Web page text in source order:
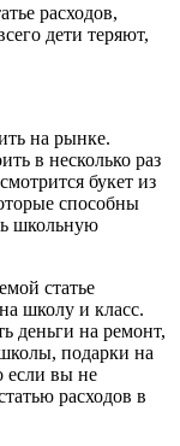
расходов,
дети теряют,
на рынке.
в несколько раз
букет из
способны
школьную
статье
школу и класс.
деньги на ремонт,
подарки на
если вы не
расходов в